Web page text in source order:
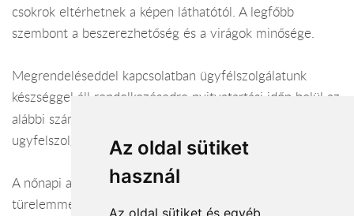
Az oldal sütiket
használ
Az oldal sütiket és egyéb
csokrok eltérhetnek a képen láthatótól. A legfőbb
szembont a beszerezhetőség és a virágok minősége.
Megrendeléseddel kapcsolatban ügyfélszolgálatunk
készséggel áll rendelkezésedre nyitvatartási időn belül az
alábbi számon:
ugyfelszolgalat@viragavilagba.hu e-mail címen.
A nőnapi a kiszállítások folyamatosak, de kérünk legyél
türelemmel, nagyon sok rendelésünk van. A kiszállítások